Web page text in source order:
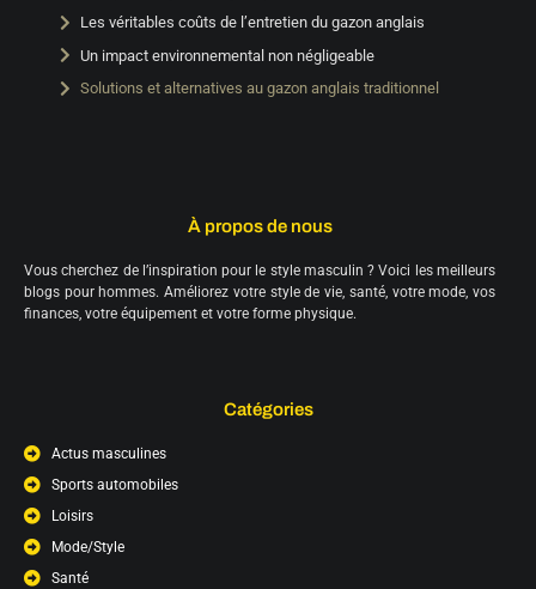
Les véritables coûts de l’entretien du gazon anglais
Un impact environnemental non négligeable
Solutions et alternatives au gazon anglais traditionnel
À propos de nous
Vous cherchez de l’inspiration pour le style masculin ? Voici les meilleurs
blogs pour hommes. Améliorez votre style de vie, santé, votre mode, vos
finances, votre équipement et votre forme physique.
Catégories
Actus masculines
Sports automobiles
Loisirs
Mode/Style
Santé